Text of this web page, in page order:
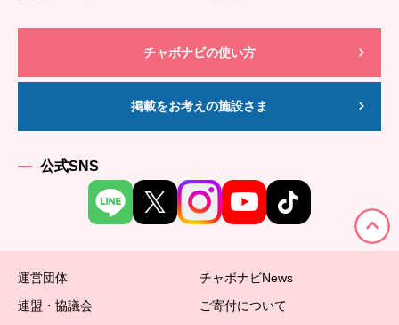
チャボナビの使い方
掲載をお考えの施設さま
公式SNS
運営団体
チャボナビNews
連盟・協議会
ご寄付について